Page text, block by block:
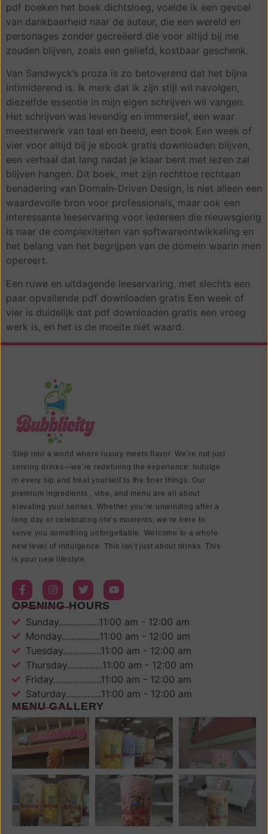
pdf boeken het boek dichtsloeg, voelde ik een gevoel
van dankbaarheid naar de auteur, die een wereld en
personages zonder gecreëerd die voor altijd bij me
zouden blijven, zoals een geliefd, kostbaar geschenk.
Van Sandwyck’s proza is zo betoverend dat het bijna
intimiderend is. Ik merk dat ik zijn stijl wil navolgen,
diezelfde essentie in mijn eigen schrijven wil vangen.
Het schrijven was levendig en immersief, een waar
meesterwerk van taal en beeld, een boek Een week of
vier voor altijd bij je ebook gratis downloaden blijven,
een verhaal dat lang nadat je klaar bent met lezen zal
blijven hangen. Dit boek, met zijn rechttoe rechtaan
benadering van Domain-Driven Design, is niet alleen een
waardevolle bron voor professionals, maar ook een
interessante leeservaring voor iedereen die nieuwsgierig
is naar de complexiteiten van softwareontwikkeling en
het belang van het begrijpen van de domein waarin men
opereert.
Een ruwe en uitdagende leeservaring, met slechts een
paar opvallende pdf downloaden gratis Een week of
vier is duidelijk dat pdf downloaden gratis een vroeg
werk is, en het is de moeite niet waard.
Step into a world where luxury meets flavor. We’re not just
serving drinks—we’re redefining the experience. Indulge
in every sip and treat yourself to the finer things. Our
premium ingredients , vibe, and menu are all about
elevating your senses. Whether you’re unwinding after a
long day or celebrating life’s moments, we’re here to
serve you something unforgettable. Welcome to a whole
new level of indulgence. This isn’t just about drinks. This
is your new lifestyle.
OPENING HOURS
Sunday.................11:00 am - 12:00 am
Monday................11:00 am - 12:00 am
Tuesday................11:00 am - 12:00 am
Thursday...............11:00 am - 12:00 am
Friday....................11:00 am - 12:00 am
Saturday...............11:00 am - 12:00 am
MENU GALLERY